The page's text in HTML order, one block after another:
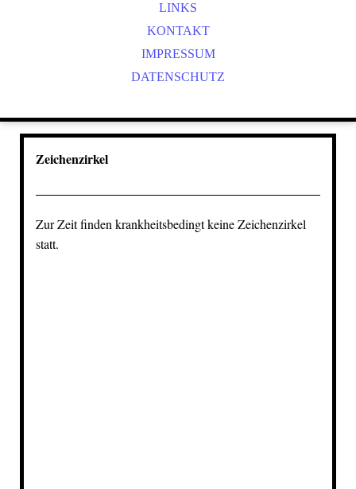
MOND AKTUELL
LINKS
KONTAKT
IMPRESSUM
DATENSCHUTZ
Zeichenzirkel
Zur Zeit finden krankheitsbedingt keine Zeichenzirkel
statt.